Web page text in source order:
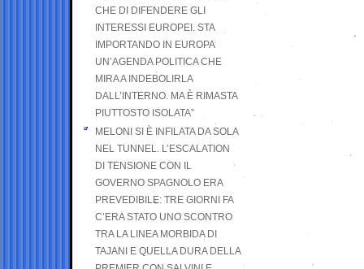
CHE DI DIFENDERE GLI
INTERESSI EUROPEI. STA
IMPORTANDO IN EUROPA
UN’AGENDA POLITICA CHE
MIRA A INDEBOLIRLA
DALL’INTERNO. MA È RIMASTA
PIUTTOSTO ISOLATA”
MELONI SI È INFILATA DA SOLA
NEL TUNNEL. L’ESCALATION
DI TENSIONE CON IL
GOVERNO SPAGNOLO ERA
PREVEDIBILE: TRE GIORNI FA
C’ERA STATO UNO SCONTRO
TRA LA LINEA MORBIDA DI
TAJANI E QUELLA DURA DELLA